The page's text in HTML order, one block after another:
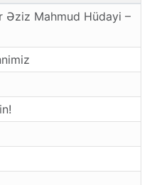
Əziz Mahmud Hüdayi –